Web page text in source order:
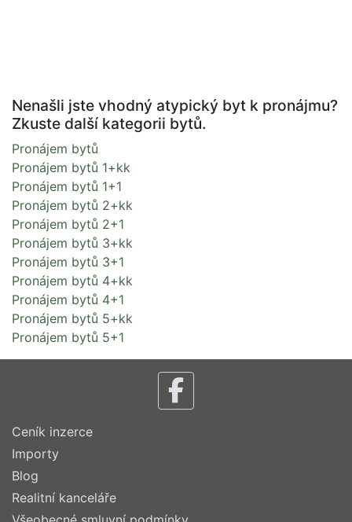
Nenašli jste vhodný atypický byt k pronájmu?
Zkuste další kategorii bytů.
Pronájem bytů
Pronájem bytů 1+kk
Pronájem bytů 1+1
Pronájem bytů 2+kk
Pronájem bytů 2+1
Pronájem bytů 3+kk
Pronájem bytů 3+1
Pronájem bytů 4+kk
Pronájem bytů 4+1
Pronájem bytů 5+kk
Pronájem bytů 5+1
Ceník inzerce
Importy
Blog
Realitní kanceláře